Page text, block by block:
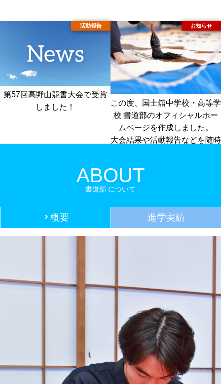
第57回高野山競書大会で受賞
しました！
この度、国士舘中学校・高等学
校 書道部のオフィシャルホー
ムページを作成しました。
大会結果や活動報告などを随時
書道部 について
ABOUT
概要 進学実績